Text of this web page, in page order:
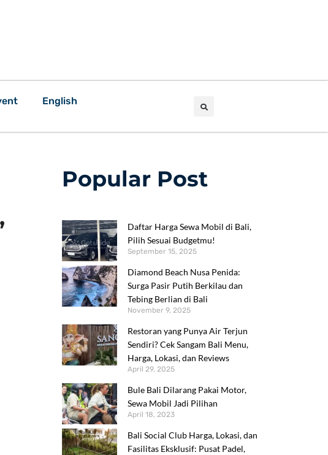
English
Popular Post
Daftar Harga Sewa Mobil di Bali,
Pilih Sesuai Budgetmu!
September 15, 2025
Diamond Beach Nusa Penida:
Surga Pasir Putih Berkilau dan
Tebing Berlian di Bali
November 9, 2025
Restoran yang Punya Air Terjun
Sendiri? Cek Sangam Bali Menu,
Harga, Lokasi, dan Reviews
April 29, 2025
Bule Bali Dilarang Pakai Motor,
Sewa Mobil Jadi Pilihan
April 18, 2023
Bali Social Club Harga, Lokasi, dan
Fasilitas Eksklusif: Pusat Padel,